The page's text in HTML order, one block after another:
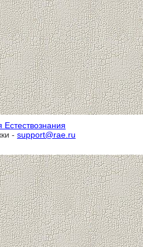
Естествознания
- support@rae.ru